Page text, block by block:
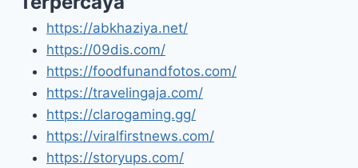
https://abkhaziya.net/
https://09dis.com/
https://foodfunandfotos.com/
https://travelingaja.com/
https://clarogaming.gg/
https://viralfirstnews.com/
https://storyups.com/